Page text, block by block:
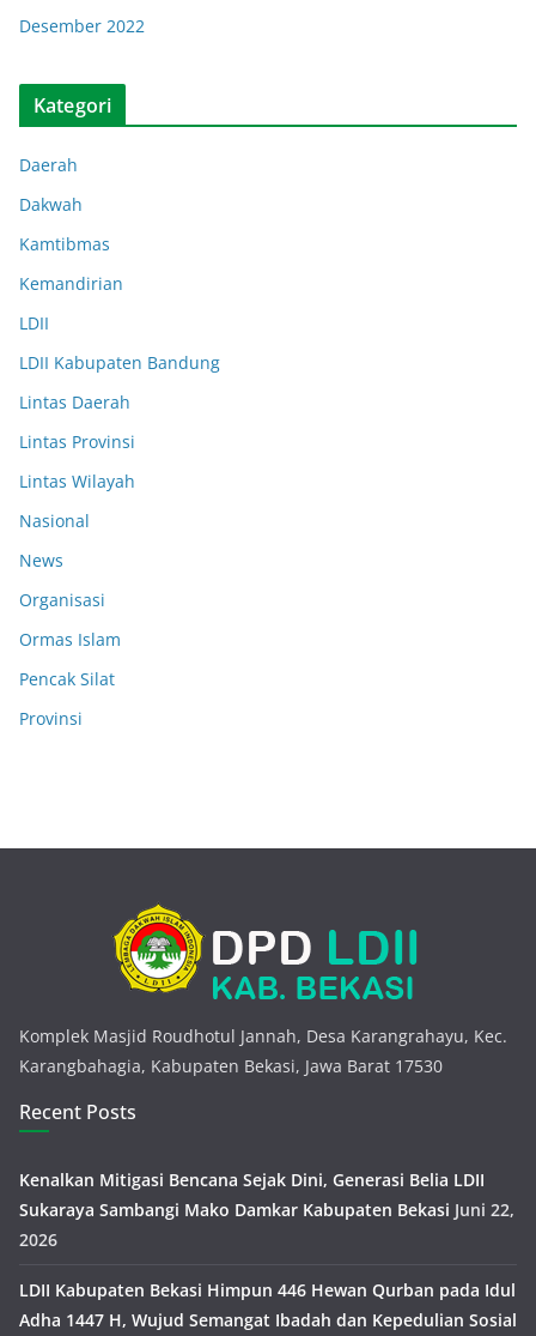
Desember 2022
Kategori
Daerah
Dakwah
Kamtibmas
Kemandirian
LDII
LDII Kabupaten Bandung
Lintas Daerah
Lintas Provinsi
Lintas Wilayah
Nasional
News
Organisasi
Ormas Islam
Pencak Silat
Provinsi
Komplek Masjid Roudhotul Jannah, Desa Karangrahayu, Kec.
Karangbahagia, Kabupaten Bekasi, Jawa Barat 17530
Recent Posts
Kenalkan Mitigasi Bencana Sejak Dini, Generasi Belia LDII
Sukaraya Sambangi Mako Damkar Kabupaten Bekasi Juni 22,
2026
LDII Kabupaten Bekasi Himpun 446 Hewan Qurban pada Idul
Adha 1447 H, Wujud Semangat Ibadah dan Kepedulian Sosial